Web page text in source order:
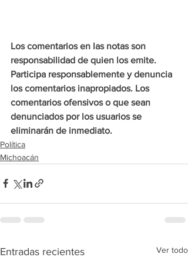
Los comentarios en las notas son
responsabilidad de quien los emite.
Participa responsablemente y denuncia
los comentarios inapropiados. Los
comentarios ofensivos o que sean
denunciados por los usuarios se
eliminarán de inmediato.
Política
Michoacán
Entradas recientes Ver todo